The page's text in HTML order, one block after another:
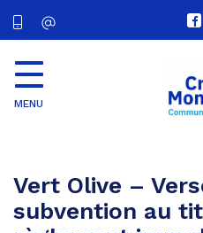
MENU
Vert Olive –
subvention au